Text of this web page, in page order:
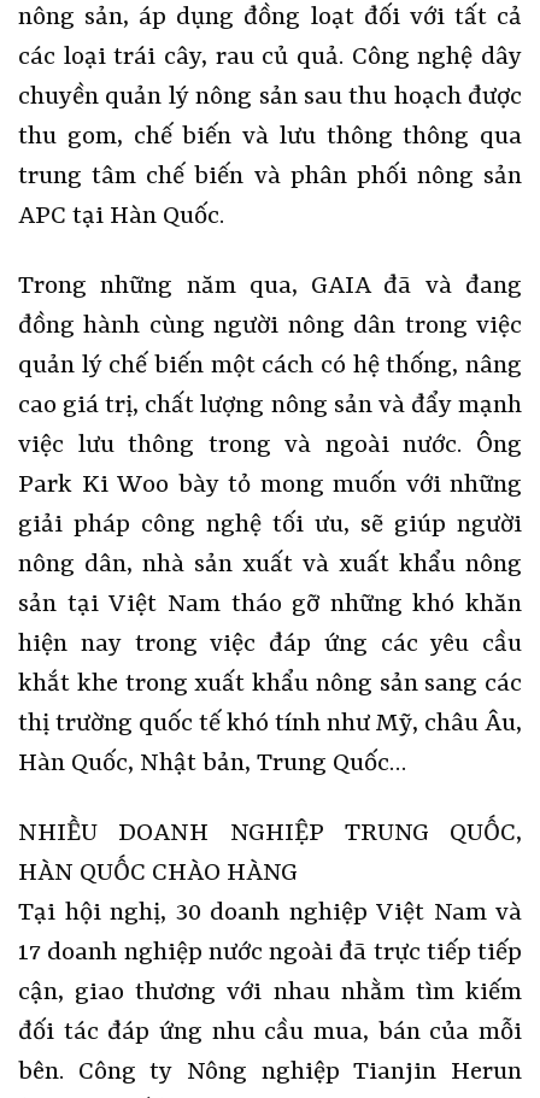
nông sản, áp dụng đồng loạt đối với tất cả
các loại trái cây, rau củ quả. Công nghệ dây
chuyền quản lý nông sản sau thu hoạch được
thu gom, chế biến và lưu thông thông qua
trung tâm chế biến và phân phối nông sản
APC tại Hàn Quốc.
Trong những năm qua, GAIA đã và đang
đồng hành cùng người nông dân trong việc
quản lý chế biến một cách có hệ thống, nâng
cao giá trị, chất lượng nông sản và đẩy mạnh
việc lưu thông trong và ngoài nước. Ông
Park Ki Woo bày tỏ mong muốn với những
giải pháp công nghệ tối ưu, sẽ giúp người
nông dân, nhà sản xuất và xuất khẩu nông
sản tại Việt Nam tháo gỡ những khó khăn
hiện nay trong việc đáp ứng các yêu cầu
khắt khe trong xuất khẩu nông sản sang các
thị trường quốc tế khó tính như Mỹ, châu Âu,
Hàn Quốc, Nhật bản, Trung Quốc…
NHIỀU DOANH NGHIỆP TRUNG QUỐC,
HÀN QUỐC CHÀO HÀNG
Tại hội nghị, 30 doanh nghiệp Việt Nam và
17 doanh nghiệp nước ngoài đã trực tiếp tiếp
cận, giao thương với nhau nhằm tìm kiếm
đối tác đáp ứng nhu cầu mua, bán của mỗi
bên. Công ty Nông nghiệp Tianjin Herun